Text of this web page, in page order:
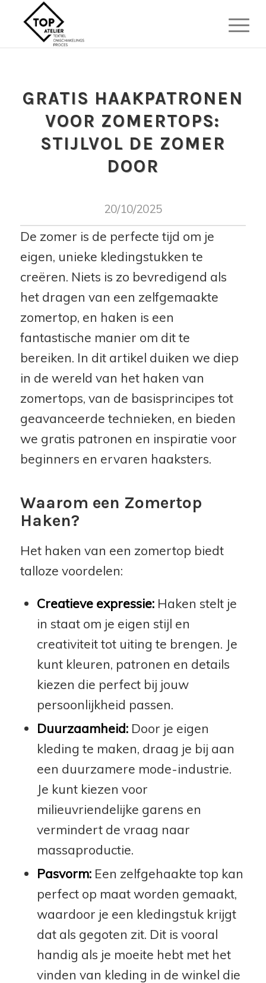
GRATIS HAAKPATRONEN
VOOR ZOMERTOPS:
STIJLVOL DE ZOMER
DOOR
20/10/2025
De zomer is de perfecte tijd om je
eigen, unieke kledingstukken te
creëren. Niets is zo bevredigend als
het dragen van een zelfgemaakte
zomertop, en haken is een
fantastische manier om dit te
bereiken. In dit artikel duiken we diep
in de wereld van het haken van
zomertops, van de basisprincipes tot
geavanceerde technieken, en bieden
we gratis patronen en inspiratie voor
beginners en ervaren haaksters.
Waarom een Zomertop
Haken?
Het haken van een zomertop biedt
talloze voordelen:
Creatieve expressie:Haken stelt je
in staat om je eigen stijl en
creativiteit tot uiting te brengen. Je
kunt kleuren, patronen en details
kiezen die perfect bij jouw
persoonlijkheid passen.
Duurzaamheid:Door je eigen
kleding te maken, draag je bij aan
een duurzamere mode-industrie.
Je kunt kiezen voor
milieuvriendelijke garens en
vermindert de vraag naar
massaproductie.
Pasvorm:Een zelfgehaakte top kan
perfect op maat worden gemaakt,
waardoor je een kledingstuk krijgt
dat als gegoten zit. Dit is vooral
handig als je moeite hebt met het
vinden van kleding in de winkel die